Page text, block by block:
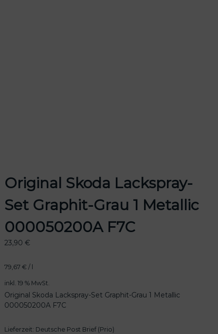
Original Skoda Lackspray-
Set Graphit-Grau 1 Metallic
000050200A F7C
23,90 €
79,67 € /
inkl. 19 % MwSt.
Original Skoda Lackspray-Set Graphit-Grau 1 Metallic
000050200A F7C
Lieferzeit: Deutsche Post Brief (Prio)